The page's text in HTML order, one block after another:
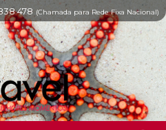
478 (Chamada para Rede Fixa Nacional)